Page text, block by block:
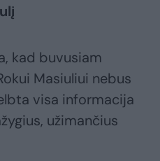
kad buvusiam
Masiuliui nebus
visa informacija
užimančius